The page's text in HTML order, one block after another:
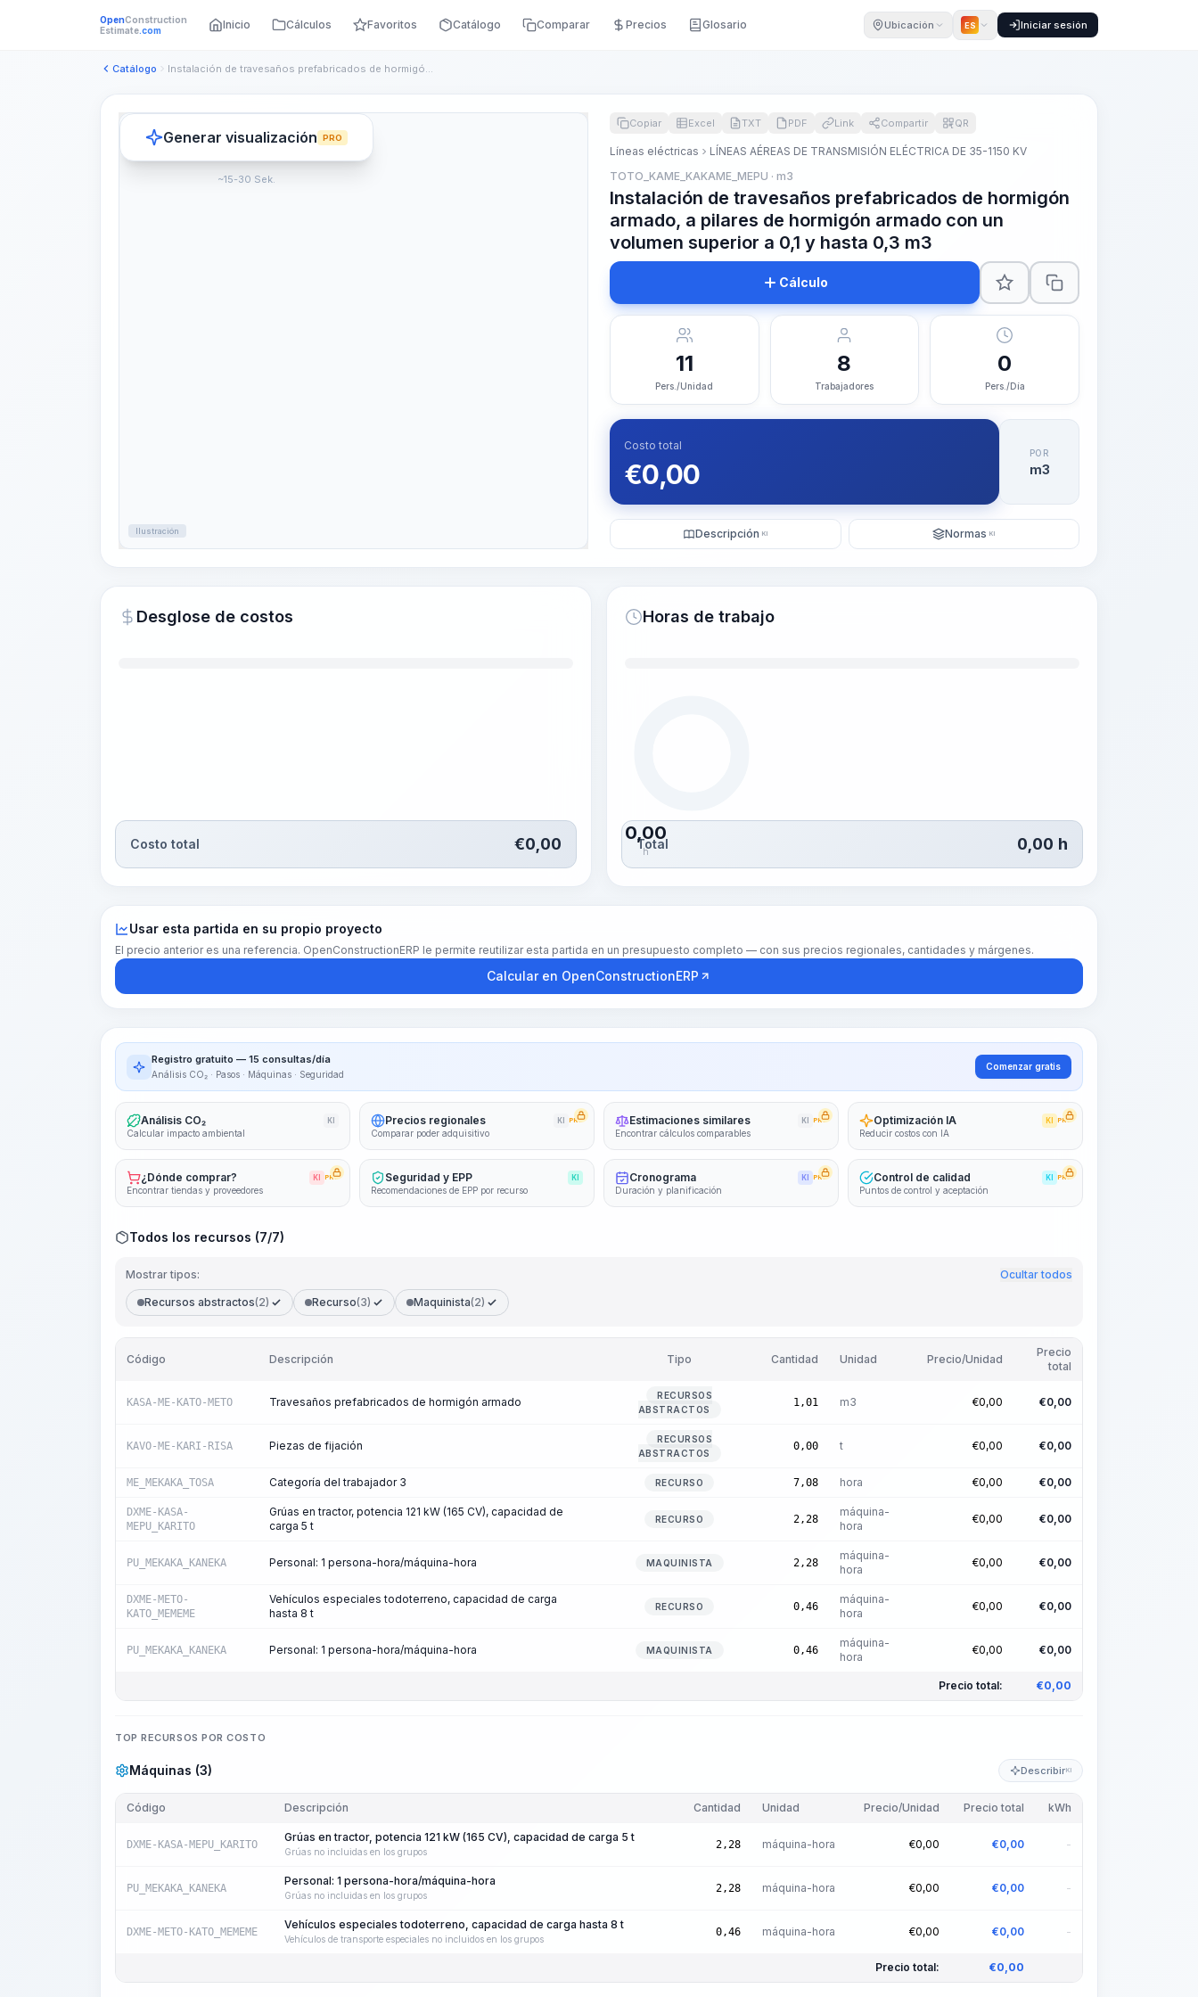
OpenConstruction
Estimate.com Inicio Cálculos Favoritos Catálogo Comparar Precios Glosario Ubicación ES Iniciar sesión
Catálogo Instalación de travesaños prefabricados de hormigón armado, ...
Ilustración
Generar visualización PRO
~15-30 Sek.
Copiar Excel TXT PDF Link Compartir QR
Líneas eléctricas
LÍNEAS AÉREAS DE TRANSMISIÓN ELÉCTRICA DE 35-1150 KV
TOTO_KAME_KAKAME_MEPU · m3
Instalación de travesaños prefabricados de hormigón
armado, a pilares de hormigón armado con un
volumen superior a 0,1 y hasta 0,3 m3
Cálculo
11
Pers./Unidad
8
Trabajadores
0
Pers./Día
Costo total
€0,00
POR
m3
Descripción KI Normas KI
Desglose de costos
Costo total €0,00
Horas de trabajo
0,00
h
Total 0,00 h
Usar esta partida en su propio proyecto
El precio anterior es una referencia. OpenConstructionERP le permite reutilizar esta partida en un presupuesto completo — con sus precios regionales, cantidades y márgenes.
Calcular en OpenConstructionERP
Registro gratuito — 15 consultas/día
Análisis CO₂ · Pasos · Máquinas · Seguridad
Comenzar gratis
Análisis CO₂ KI
Calcular impacto ambiental
Precios regionales KI PRO
Comparar poder adquisitivo
Estimaciones similares KI PRO
Encontrar cálculos comparables
Optimización IA KI PRO
Reducir costos con IA
¿Dónde comprar? KI PRO
Encontrar tiendas y proveedores
Seguridad y EPP KI
Recomendaciones de EPP por recurso
Cronograma KI PRO
Duración y planificación
Control de calidad KI PRO
Puntos de control y aceptación
Todos los recursos (7/7)
Mostrar tipos: Ocultar todos
Recursos abstractos(2) Recurso(3) Maquinista(2)
Código Descripción Tipo Cantidad Unidad Precio/Unidad
Precio
total
KASA-ME-KATO-METO Travesaños prefabricados de hormigón armado
RECURSOS
ABSTRACTOS
1,01 m3 €0,00 €0,00
KAVO-ME-KARI-RISA Piezas de fijación
RECURSOS
ABSTRACTOS
0,00 t €0,00 €0,00
ME_MEKAKA_TOSA Categoría del trabajador 3 RECURSO 7,08 hora €0,00 €0,00
DXME-KASA-
MEPU_KARITO
Grúas en tractor, potencia 121 kW (165 CV), capacidad de
carga 5 t
RECURSO 2,28
máquina-
hora
€0,00 €0,00
PU_MEKAKA_KANEKA Personal: 1 persona-hora/máquina-hora MAQUINISTA 2,28
máquina-
hora
€0,00 €0,00
DXME-METO-
KATO_MEMEME
Vehículos especiales todoterreno, capacidad de carga
hasta 8 t
RECURSO 0,46
máquina-
hora
€0,00 €0,00
PU_MEKAKA_KANEKA Personal: 1 persona-hora/máquina-hora MAQUINISTA 0,46
máquina-
hora
€0,00 €0,00
Precio total: €0,00
TOP RECURSOS POR COSTO
Máquinas (3) DescribirKI
Código Descripción Cantidad Unidad Precio/Unidad Precio total kWh
DXME-KASA-MEPU_KARITO
Grúas en tractor, potencia 121 kW (165 CV), capacidad de carga 5 t
Grúas no incluidas en los grupos
2,28 máquina-hora €0,00 €0,00 -
PU_MEKAKA_KANEKA
Personal: 1 persona-hora/máquina-hora
Grúas no incluidas en los grupos
2,28 máquina-hora €0,00 €0,00 -
DXME-METO-KATO_MEMEME
Vehículos especiales todoterreno, capacidad de carga hasta 8 t
Vehículos de transporte especiales no incluidos en los grupos
0,46 máquina-hora €0,00 €0,00 -
Precio total: €0,00